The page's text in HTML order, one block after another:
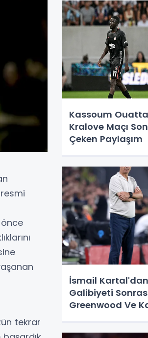
tekrar
Kassoum
Kralove Maçı
Çeken Paylaşım
İsmail
Galibiyeti
Greenwood Ve